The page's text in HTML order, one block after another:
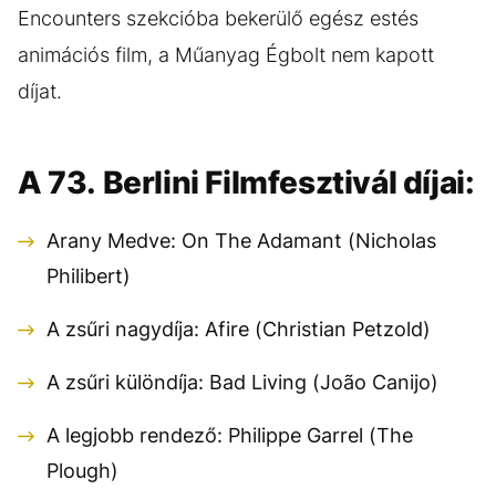
Encounters szekcióba bekerülő egész estés
animációs film, a Műanyag Égbolt nem kapott
díjat.
A 73. Berlini Filmfesztivál díjai:
Arany Medve: On The Adamant (Nicholas
Philibert)
A zsűri nagydíja: Afire (Christian Petzold)
A zsűri különdíja: Bad Living (João Canijo)
A legjobb rendező: Philippe Garrel (The
Plough)